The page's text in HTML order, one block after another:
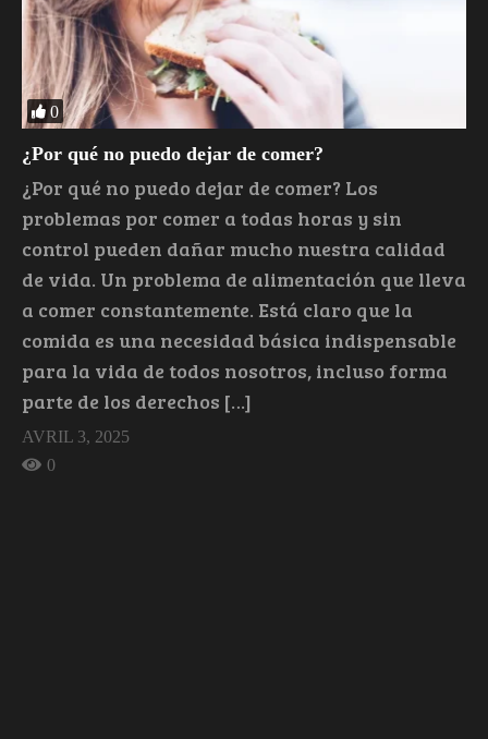
0
¿Por qué no puedo dejar de comer?
¿Por qué no puedo dejar de comer? Los
problemas por comer a todas horas y sin
control pueden dañar mucho nuestra calidad
de vida. Un problema de alimentación que lleva
a comer constantemente. Está claro que la
comida es una necesidad básica indispensable
para la vida de todos nosotros, incluso forma
parte de los derechos […]
AVRIL 3, 2025
0